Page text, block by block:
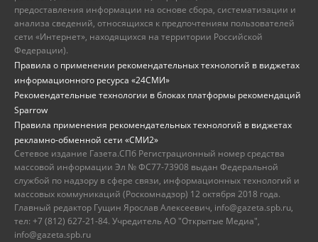
предоставления информации на основе сбора, систематизации и
анализа сведений, относящихся к предпочтениям пользователей
сети «Интернет», находящихся на территории Российской
Федерации).
Правила о применении рекомендательных технологий в виджетах
информационного ресурса «24СМИ»
Рекомендательные технологии в блоках платформы рекомендаций
Sparrow
Правила применения рекомендательных технологий в виджетах
рекламно-обменной сети «СМИ2»
Сетевое издание Газета.СПб Регистрационный номер средства
массовой информации Эл № ФС77-73908 выдан Федеральной
службой по надзору в сфере связи, информационных технологий и
массовых коммуникаций (Роскомнадзор) 12 октября 2018 года.
Главный редактор Гущин Ярослав Алексеевич, info@gazeta.spb.ru,
тел: +7 (812) 627-21-84. Учредитель АО "Открытые Медиа",
info@gazeta.spb.ru